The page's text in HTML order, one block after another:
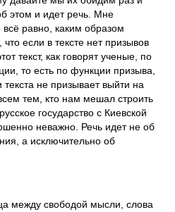
этом и идет речь. Мне
равно, каким образом
если в тексте нет призывов
текст, как говорят ученые, по
то есть по функции призыва,
не призывает выйти на
тем, кто нам мешал строить
государство с Киевской
неважно. Речь идет не об
а исключительно об
между свободой мысли, слова